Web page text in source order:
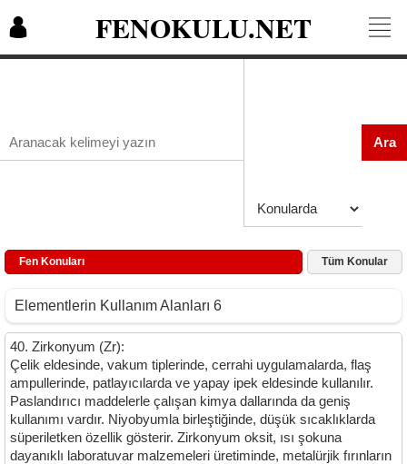
FENOKULU.NET
Ara
Fen Konuları Tüm Konular
Elementlerin Kullanım Alanları 6
40. Zirkonyum (Zr):
Çelik eldesinde, vakum tiplerinde, cerrahi uygulamalarda, flaş
ampullerinde, patlayıcılarda ve yapay ipek eldesinde kullanılır.
Paslandırıcı maddelerle çalışan kimya dallarında da geniş
kullanımı vardır. Niyobyumla birleştiğinde, düşük sıcaklıklarda
süperiletken özellik gösterir. Zirkonyum oksit, ısı şokuna
dayanıklı laboratuvar malzemeleri üretiminde, metalürjik fırınların